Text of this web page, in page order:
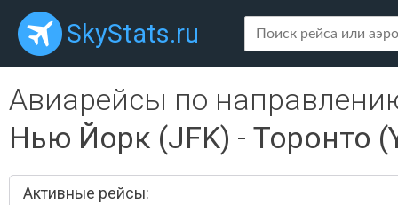
SkyStats.ru
Авиарейсы по
Нью Йорк (JFK) - Торонто
Активные рейсы: